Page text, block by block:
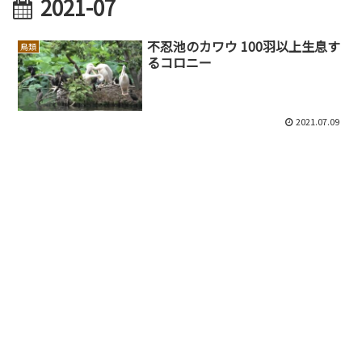
2021-07
鳥類
不忍池のカワウ 100羽以上生息す
るコロニー
2021.07.09